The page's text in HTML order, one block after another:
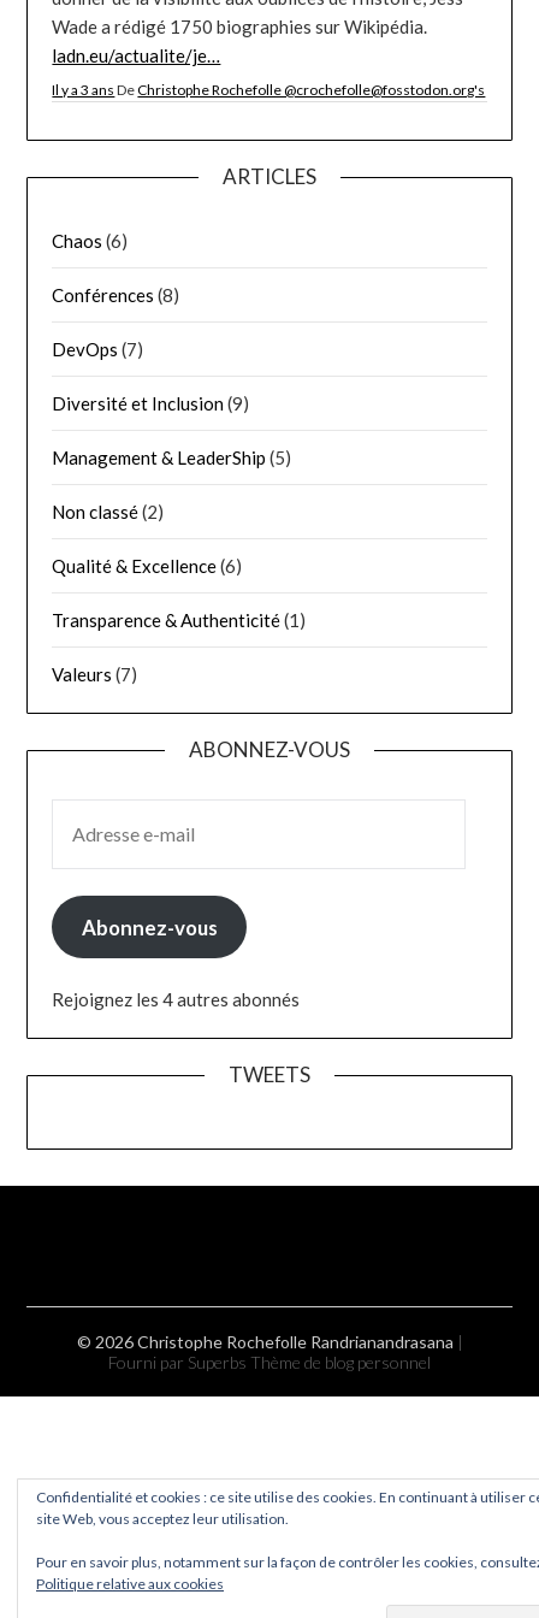
ARTICLES
Chaos (6)
Conférences (8)
DevOps (7)
Diversité et Inclusion(9)
Management & LeaderShip (5)
Non classé(2)
Qualité & Excellence(6)
Transparence & Authenticité(1)
Valeurs (7)
ABONNEZ-VOUS
Abonnez-vous
Rejoignez les 4 autres abonnés
TWEETS
Confidentialité et cookies : ce site utilise des cookies. En continuant à utiliser
site Web, vous acceptez leur utilisation.
Pour en savoir plus, notamment sur la façon de contrôler les cookies,
Politique relative aux cookies
© 2026 Christophe Rochefolle Randrianandrasana |
Fourni par Superbs Thème de blog personnel